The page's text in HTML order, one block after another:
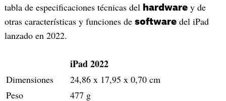
tabla de especificaciones técnicas del hardwarey de
otras características y funciones de softwaredel iPad
lanzado en 2022.
iPad 2022
Dimensiones
24,86 x 17,95 x 0,70 cm
Peso
477 g